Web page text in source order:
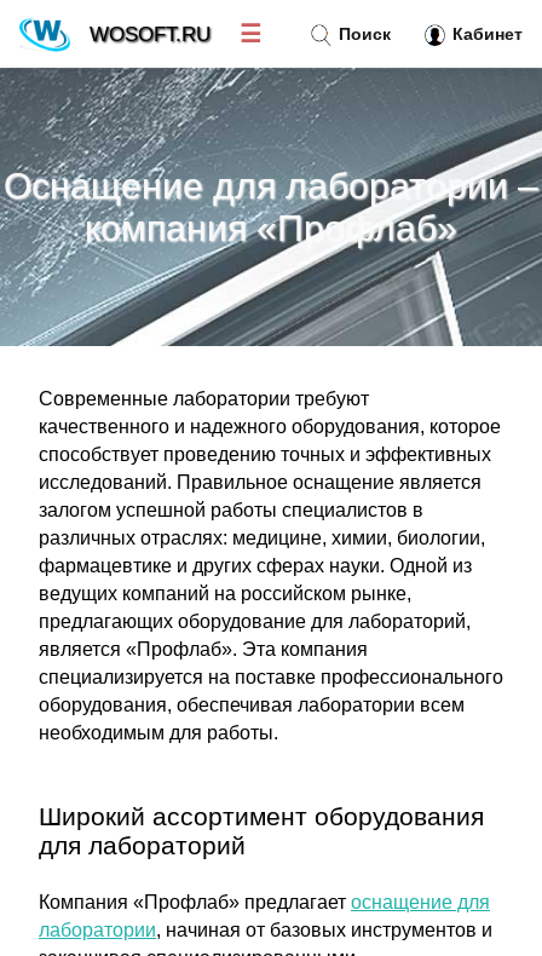
Оснащение для лаборатории –
компания «Профлаб»
Современные лаборатории требуют
качественного и надежного оборудования, которое
способствует проведению точных и эффективных
исследований. Правильное оснащение является
залогом успешной работы специалистов в
различных отраслях: медицине, химии, биологии,
фармацевтике и других сферах науки. Одной из
ведущих компаний на российском рынке,
предлагающих оборудование для лабораторий,
является «Профлаб». Эта компания
специализируется на поставке профессионального
оборудования, обеспечивая лаборатории всем
необходимым для работы.
Широкий ассортимент оборудования
для лабораторий
Компания «Профлаб» предлагает оснащение для
лаборатории, начиная от базовых инструментов и
Поиск Кабинет
WOSOFT.RU ☰
Новости»
Тренд новостей»
Рубрики»
Правила»
Контакт»